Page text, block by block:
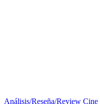
Análisis/Reseña/Review Cine